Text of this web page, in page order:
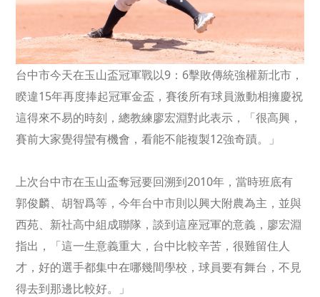
台中市今天在玉山盃冠軍戰以9 ： 6擊敗傳統強權新北市，
睽違15年再度捧起冠軍金盃，賽後所有球員激動相擁慶祝
這得來不易的時刻，總教練廖宏淵對此表示，「很高興，
賽前大家覺得蠻有機會，看能不能複製12強奇蹟。」
上次台中市在玉山盃奪冠要回溯到2010年，當時班底有
郭俊麟、胡智爲等，今年台中市則以興大附農為主，並與
西苑、新社高中組成聯隊，談到這座冠軍的意義，廖宏淵
指出，「這一生意義重大，台中比較辛苦，很難留住人
才，好的選手都集中在哪幾間學校，球員要有舞台，不見
得去到那邊比較好。」